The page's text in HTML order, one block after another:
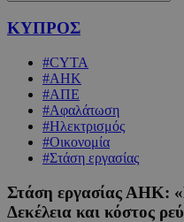
ΚΥΠΡΟΣ
#CYTA
#ΑΗΚ
#ΑΠΕ
#Αφαλάτωση
#Ηλεκτρισμός
#Οικονομία
#Στάση εργασίας
Στάση εργασίας ΑΗΚ:
Δεκέλεια και κόστος